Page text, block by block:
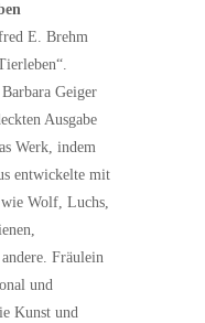
E. Brehm
Geiger
Ausgabe
Werk, indem
entwickelte mit
Wolf, Luchs,
Fräulein
und
Kunst und